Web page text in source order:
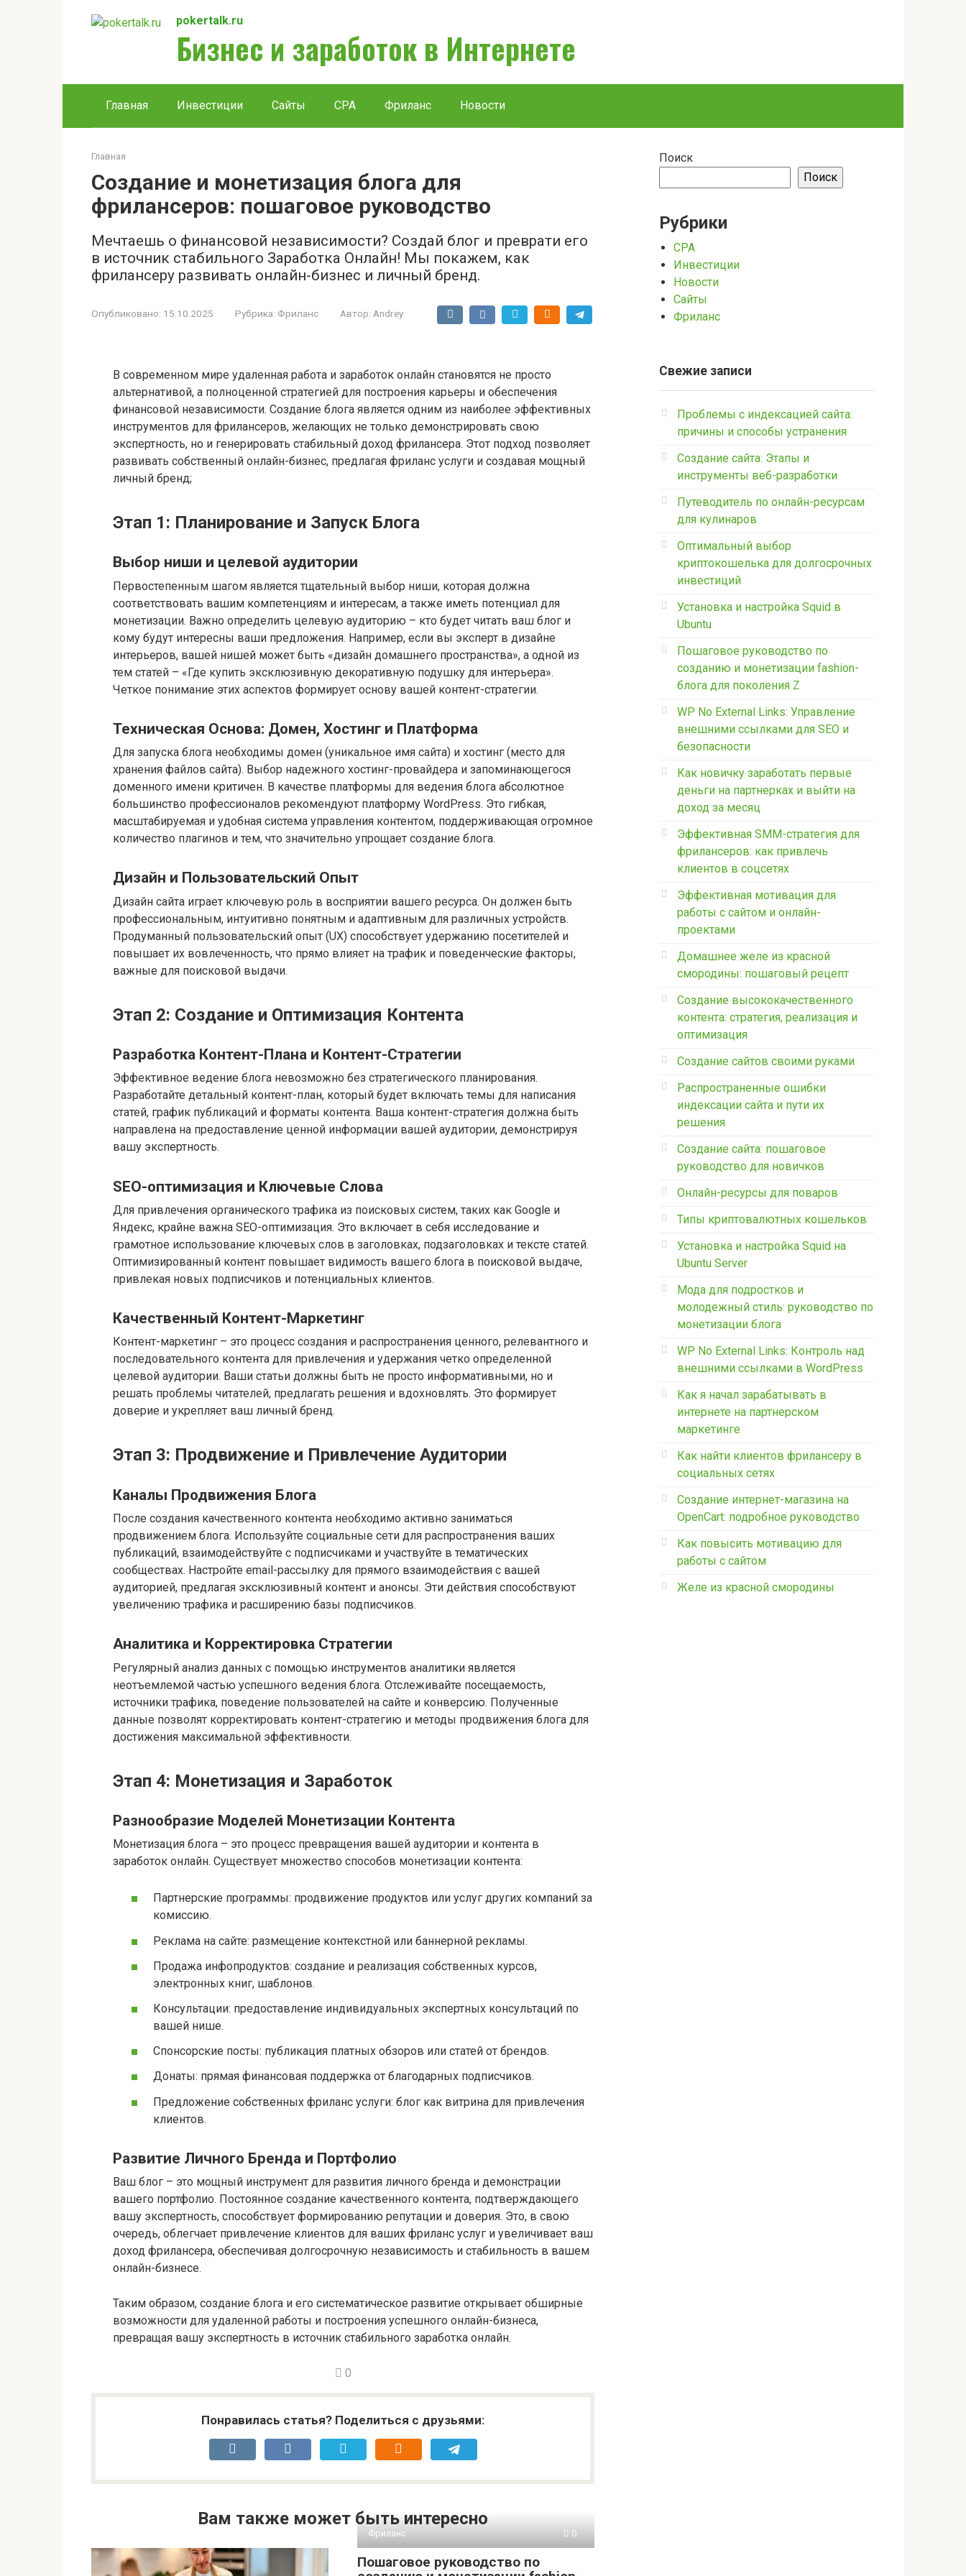
pokertalk.ru
Бизнес и заработок в Интернете
Главная Инвестиции Сайты CPA Фриланс Новости
Главная
Создание и монетизация блога для
фрилансеров: пошаговое руководство
Мечтаешь о финансовой независимости? Создай блог и преврати его
в источник стабильного Заработка Онлайн! Мы покажем, как
фрилансеру развивать онлайн-бизнес и личный бренд.
Опубликовано: 15.10.2025 Рубрика: Фриланс Автор: Andrey
В современном мире удаленная работа и заработок онлайн становятся не просто
альтернативой, а полноценной стратегией для построения карьеры и обеспечения
финансовой независимости. Создание блога является одним из наиболее эффективных
инструментов для фрилансеров, желающих не только демонстрировать свою
экспертность, но и генерировать стабильный доход фрилансера. Этот подход позволяет
развивать собственный онлайн-бизнес, предлагая фриланс услуги и создавая мощный
личный бренд;
Этап 1: Планирование и Запуск Блога
Выбор ниши и целевой аудитории
Первостепенным шагом является тщательный выбор ниши, которая должна
соответствовать вашим компетенциям и интересам, а также иметь потенциал для
монетизации. Важно определить целевую аудиторию – кто будет читать ваш блог и
кому будут интересны ваши предложения. Например, если вы эксперт в дизайне
интерьеров, вашей нишей может быть «дизайн домашнего пространства», а одной из
тем статей – «Где купить эксклюзивную декоративную подушку для интерьера».
Четкое понимание этих аспектов формирует основу вашей контент-стратегии.
Техническая Основа: Домен, Хостинг и Платформа
Для запуска блога необходимы домен (уникальное имя сайта) и хостинг (место для
хранения файлов сайта). Выбор надежного хостинг-провайдера и запоминающегося
доменного имени критичен. В качестве платформы для ведения блога абсолютное
большинство профессионалов рекомендуют платформу WordPress. Это гибкая,
масштабируемая и удобная система управления контентом, поддерживающая огромное
количество плагинов и тем, что значительно упрощает создание блога.
Дизайн и Пользовательский Опыт
Дизайн сайта играет ключевую роль в восприятии вашего ресурса. Он должен быть
профессиональным, интуитивно понятным и адаптивным для различных устройств.
Продуманный пользовательский опыт (UX) способствует удержанию посетителей и
повышает их вовлеченность, что прямо влияет на трафик и поведенческие факторы,
важные для поисковой выдачи.
Этап 2: Создание и Оптимизация Контента
Разработка Контент-Плана и Контент-Стратегии
Эффективное ведение блога невозможно без стратегического планирования.
Разработайте детальный контент-план, который будет включать темы для написания
статей, график публикаций и форматы контента. Ваша контент-стратегия должна быть
направлена на предоставление ценной информации вашей аудитории, демонстрируя
вашу экспертность.
SEO-оптимизация и Ключевые Слова
Для привлечения органического трафика из поисковых систем, таких как Google и
Яндекс, крайне важна SEO-оптимизация. Это включает в себя исследование и
грамотное использование ключевых слов в заголовках, подзаголовках и тексте статей.
Оптимизированный контент повышает видимость вашего блога в поисковой выдаче,
привлекая новых подписчиков и потенциальных клиентов.
Качественный Контент-Маркетинг
Контент-маркетинг – это процесс создания и распространения ценного, релевантного и
последовательного контента для привлечения и удержания четко определенной
целевой аудитории. Ваши статьи должны быть не просто информативными, но и
решать проблемы читателей, предлагать решения и вдохновлять. Это формирует
доверие и укрепляет ваш личный бренд.
Этап 3: Продвижение и Привлечение Аудитории
Каналы Продвижения Блога
После создания качественного контента необходимо активно заниматься
продвижением блога. Используйте социальные сети для распространения ваших
публикаций, взаимодействуйте с подписчиками и участвуйте в тематических
сообществах. Настройте email-рассылку для прямого взаимодействия с вашей
аудиторией, предлагая эксклюзивный контент и анонсы. Эти действия способствуют
увеличению трафика и расширению базы подписчиков.
Аналитика и Корректировка Стратегии
Регулярный анализ данных с помощью инструментов аналитики является
неотъемлемой частью успешного ведения блога. Отслеживайте посещаемость,
источники трафика, поведение пользователей на сайте и конверсию. Полученные
данные позволят корректировать контент-стратегию и методы продвижения блога для
достижения максимальной эффективности.
Этап 4: Монетизация и Заработок
Разнообразие Моделей Монетизации Контента
Монетизация блога – это процесс превращения вашей аудитории и контента в
заработок онлайн. Существует множество способов монетизации контента:
Партнерские программы: продвижение продуктов или услуг других компаний за
комиссию.
Реклама на сайте: размещение контекстной или баннерной рекламы.
Продажа инфопродуктов: создание и реализация собственных курсов,
электронных книг, шаблонов.
Консультации: предоставление индивидуальных экспертных консультаций по
вашей нише.
Спонсорские посты: публикация платных обзоров или статей от брендов.
Донаты: прямая финансовая поддержка от благодарных подписчиков.
Предложение собственных фриланс услуги: блог как витрина для привлечения
клиентов.
Развитие Личного Бренда и Портфолио
Ваш блог – это мощный инструмент для развития личного бренда и демонстрации
вашего портфолио. Постоянное создание качественного контента, подтверждающего
вашу экспертность, способствует формированию репутации и доверия. Это, в свою
очередь, облегчает привлечение клиентов для ваших фриланс услуг и увеличивает ваш
доход фрилансера, обеспечивая долгосрочную независимость и стабильность в вашем
онлайн-бизнесе.
Таким образом, создание блога и его систематическое развитие открывает обширные
возможности для удаленной работы и построения успешного онлайн-бизнеса,
превращая вашу экспертность в источник стабильного заработка онлайн.
0
Понравилась статья? Поделиться с друзьями:
Вам также может быть интересно
Фриланс 0
Пошаговое руководство по
Поиск
Поиск
Рубрики
CPA
Инвестиции
Новости
Сайты
Фриланс
Свежие записи
Проблемы с индексацией сайта:
причины и способы устранения
Создание сайта: Этапы и
инструменты веб-разработки
Путеводитель по онлайн-ресурсам
для кулинаров
Оптимальный выбор
криптокошелька для долгосрочных
инвестиций
Установка и настройка Squid в
Ubuntu
Пошаговое руководство по
созданию и монетизации fashion-
блога для поколения Z
WP No External Links: Управление
внешними ссылками для SEO и
безопасности
Как новичку заработать первые
деньги на партнерках и выйти на
доход за месяц
Эффективная SMM-стратегия для
фрилансеров: как привлечь
клиентов в соцсетях
Эффективная мотивация для
работы с сайтом и онлайн-
проектами
Домашнее желе из красной
смородины: пошаговый рецепт
Создание высококачественного
контента: стратегия, реализация и
оптимизация
Создание сайтов своими руками
Распространенные ошибки
индексации сайта и пути их
решения
Создание сайта: пошаговое
руководство для новичков
Онлайн-ресурсы для поваров
Типы криптовалютных кошельков
Установка и настройка Squid на
Ubuntu Server
Мода для подростков и
молодежный стиль: руководство по
монетизации блога
WP No External Links: Контроль над
внешними ссылками в WordPress
Как я начал зарабатывать в
интернете на партнерском
маркетинге
Как найти клиентов фрилансеру в
социальных сетях
Создание интернет-магазина на
OpenCart: подробное руководство
Как повысить мотивацию для
работы с сайтом
Желе из красной смородины